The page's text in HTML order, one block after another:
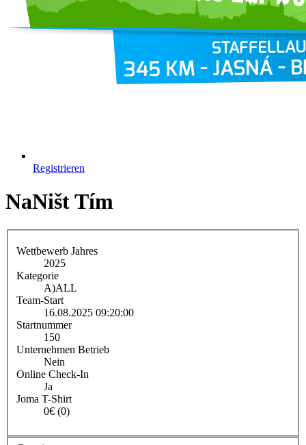
Registrieren
NaNišt Tím
Wettbewerb Jahres
2025
Kategorie
A)ALL
Team-Start
16.08.2025 09:20:00
Startnummer
150
Unternehmen Betrieb
Nein
Online Check-In
Ja
Joma T-Shirt
0€ (0)